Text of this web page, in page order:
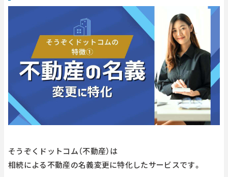
そうぞくドットコム（不動産）は
相続による不動産の名義変更に特化したサービスです。